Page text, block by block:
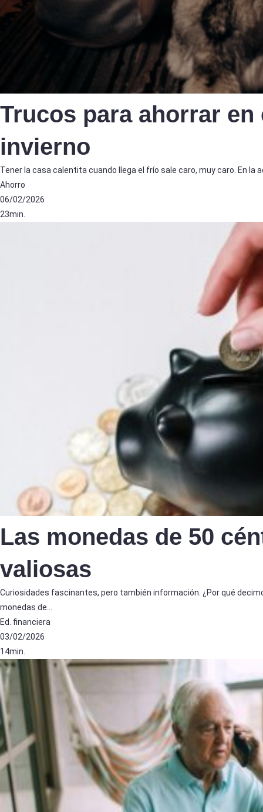
Trucos para ahorrar
invierno
Tener la casa calentita cuando llega el frío sale caro, muy caro. En
Ahorro
06/02/2026
23min.
Las monedas de 50
valiosas
Curiosidades fascinantes, pero también información. ¿Por qué
monedas de…
Ed. financiera
03/02/2026
14min.